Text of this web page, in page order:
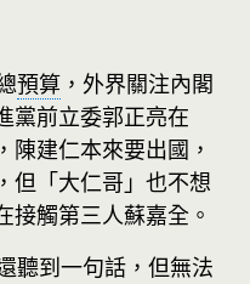
預算 ，外界關注內閣
黨前立委郭正亮在
陳建仁本來要出國，
但「大仁哥」也不想
接觸第三人蘇嘉全。
聽到一句話，但無法